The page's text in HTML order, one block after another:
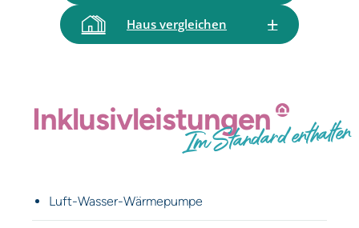
Haus vergleichen
Inklusiv­leistungen
Im Standard enthalten
Luft-Wasser-Wärmepumpe